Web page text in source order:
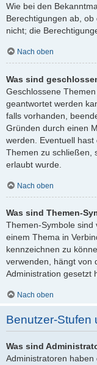
Wie bei den
Berechtigungen ab,
nicht; die
Nach oben
Was sind
Geschlossene
geantwortet werden
falls vorhanden,
Gründen durch einen
werden. Eventuell
Themen zu schließen,
erlaubt wurde.
Nach oben
Was sind Themen-
Themen-Symbole sind
einem Thema in
kennzeichnen zu
verwenden, hängt von
Administration gesetzt
Nach oben
Benutzer-Stufen
Was sind
Administratoren